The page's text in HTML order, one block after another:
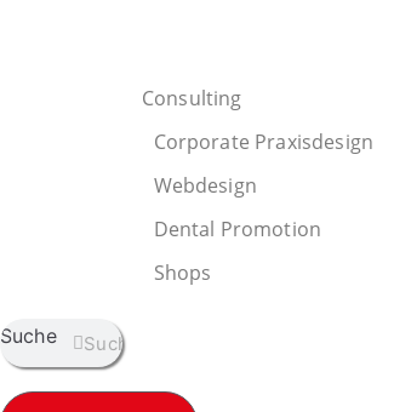
Consulting
Corporate Praxisdesign
Webdesign
Dental Promotion
Shops
Suche Suche